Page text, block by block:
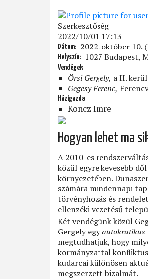
Szerkesztőség
2022/10/01 17:13
Dátum 2022. október 10.
Helyszín 1027 Budapest,
Vendégek
Örsi Gergely, a II.
Gegesy Ferenc,
Házigazda
Koncz Imre
Hogyan lehet ma
A 2010-es
közül egyre kevesebb
környezetében.
számára mindennapi
törvényhozás és
ellenzéki vezetésű
Két vendégünk közül
Gergely egyautokratikus
megtudhatjuk, hogy
kormányzattal
kudarcai különösen
megszerzett bizalmát.